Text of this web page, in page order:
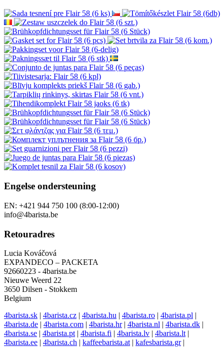
Engelse ondersteuning
EN: +421 944 750 100 (8:00-12:00)
info@4barista.be
Retouradres
Lucia Kováčová
EXPANDECO – PACKETA
92660223 - 4barista.be
Nieuwe Weerd 22
3650 Dilsen - Stokkem
Belgium
4barista.sk | 4barista.cz | 4barista.hu | 4barista.ro | 4barista.pl |
4barista.de | 4barista.com | 4barista.hr| 4barista.nl | 4barista.dk |
4barista.se | 4barista.pt | 4barista.fi | 4barista.lv | 4barista.lt |
4barista.ee | 4barista.ch | kaffeebarista.at | kafesbarista.gr|